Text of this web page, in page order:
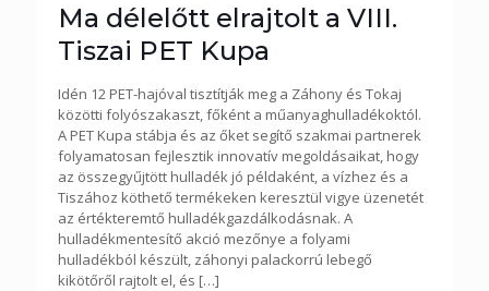
Ma délelőtt elrajtolt a VIII.
Tiszai PET Kupa
Idén 12 PET-hajóval tisztítják meg a Záhony és Tokaj
közötti folyószakaszt, főként a műanyaghulladékoktól.
A PET Kupa stábja és az őket segítő szakmai partnerek
folyamatosan fejlesztik innovatív megoldásaikat, hogy
az összegyűjtött hulladék jó példaként, a vízhez és a
Tiszához köthető termékeken keresztül vigye üzenetét
az értékteremtő hulladékgazdálkodásnak. A
hulladékmentesítő akció mezőnye a folyami
hulladékból készült, záhonyi palackorrú lebegő
kikötőről rajtolt el, és […]